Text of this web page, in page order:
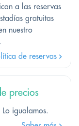
a las reservas
gratuitas
nuestro
.
de reservas
precios
igualamos.